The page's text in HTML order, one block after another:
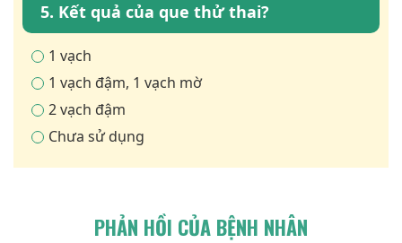
5. Kết quả của que thử thai?
1 vạch
1 vạch đậm, 1 vạch mờ
2 vạch đậm
Chưa sử dụng
PHẢN HỒI CỦA BỆNH NHÂN